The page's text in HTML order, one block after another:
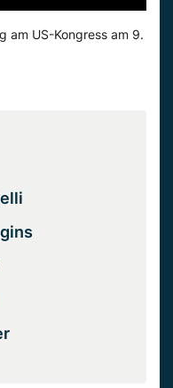
am US-Kongress am 9.